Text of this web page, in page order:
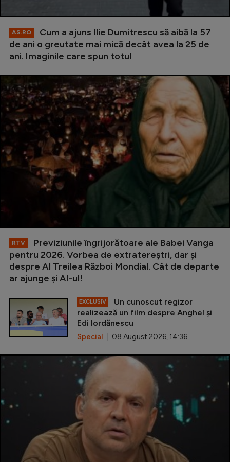
AS.RO
Cum a ajuns Ilie Dumitrescu să aibă la 57
de ani o greutate mai mică decât avea la 25 de
ani. Imaginile care spun totul
RTV
Previziunile îngrijorătoare ale Babei Vanga
pentru 2026. Vorbea de extratereștri, dar și
despre Al Treilea Război Mondial. Cât de departe
ar ajunge și AI-ul!
EXCLUSIV
Un cunoscut regizor
realizează un film despre Anghel și
Edi Iordănescu
Special | 08 August 2026, 14:36